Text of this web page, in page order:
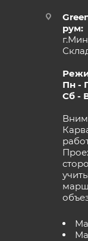
рум:
Пн -
Сб -